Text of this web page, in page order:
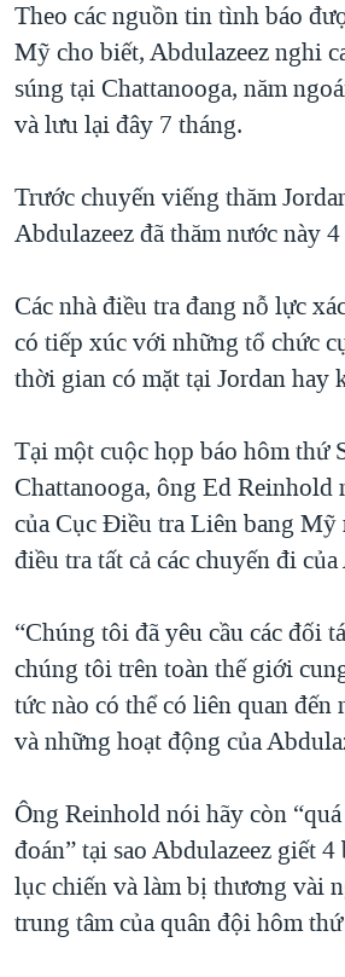
Theo các nguồn tin tình báo
Mỹ cho biết, Abdulazeez nghi
súng tại Chattanooga, năm
và lưu lại đây 7 tháng.
Trước chuyến viếng thăm
Abdulazeez đã thăm nước này
Các nhà điều tra đang nỗ lực
có tiếp xúc với những tổ chức
thời gian có mặt tại Jordan hay
Tại một cuộc họp báo hôm thứ
Chattanooga, ông Ed Reinhold
của Cục Điều tra Liên bang
điều tra tất cả các chuyến đi
“Chúng tôi đã yêu cầu các đối
chúng tôi trên toàn thế giới
tức nào có thể có liên quan
và những hoạt động của
Ông Reinhold nói hãy còn
đoán” tại sao Abdulazeez giết
lục chiến và làm bị thương vài
trung tâm của quân đội hôm